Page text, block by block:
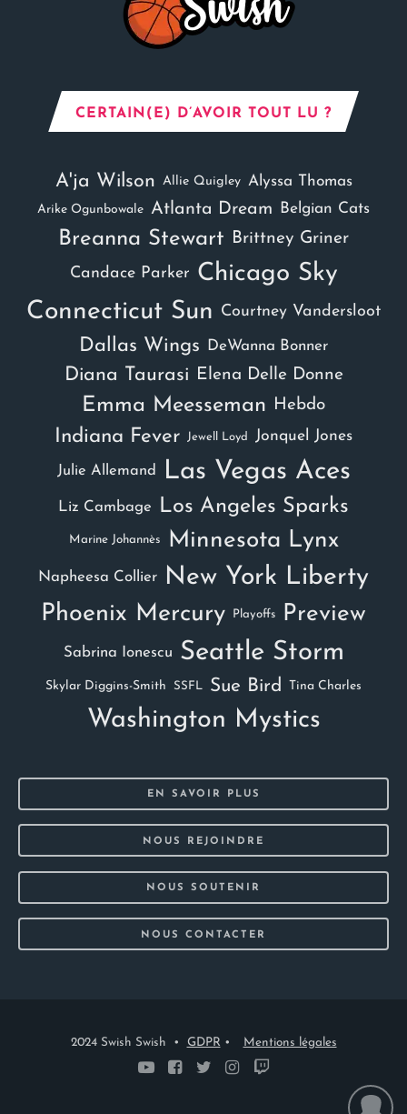
CERTAIN(E) D’AVOIR TOUT LU ?
A'ja Wilson Allie Quigley Alyssa Thomas
Arike Ogunbowale Atlanta Dream Belgian Cats
Breanna Stewart Brittney Griner
Candace Parker Chicago Sky
Connecticut Sun
Courtney Vandersloot
Dallas Wings DeWanna Bonner
Diana Taurasi Elena Delle Donne
Emma Meesseman Hebdo
Indiana Fever Jewell Loyd Jonquel Jones
Julie Allemand Las Vegas Aces
Liz Cambage Los Angeles Sparks
Marine Johannès Minnesota Lynx
Napheesa Collier New York Liberty
Phoenix Mercury Playoffs Preview
Sabrina Ionescu Seattle Storm
Skylar Diggins-Smith SSFL Sue Bird Tina Charles
Washington Mystics
EN SAVOIR PLUS
NOUS REJOINDRE
NOUS SOUTENIR
NOUS CONTACTER
2024 Swish Swish • GDPR • Mentions légales